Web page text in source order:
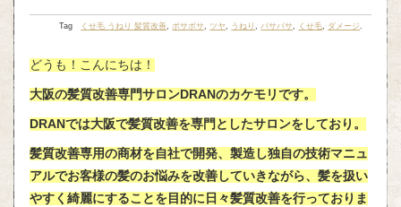
Tag くせ毛 うねり 髪質改善 ボサボサ ツヤ うねり パサパサ くせ毛 ダメージ
どうも！こんにちは！
大阪の髪質改善専門サロンDRANのカケモリです。
DRANでは大阪で髪質改善を専門としたサロンをしており。
髪質改善専用の商材を自社で開発、製造し独自の技術マニュ
アルでお客様の髪のお悩みを改善していきながら、髪を扱い
やすく綺麗にすることを目的に日々髪質改善を行っておりま